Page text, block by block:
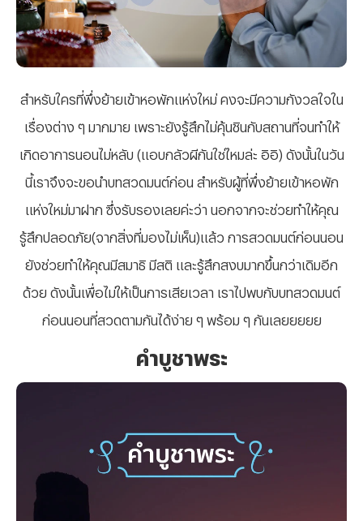
สำหรับใครที่พึ่งย้ายเข้าหอพักแห่งใหม่ คงจะมีความกังวลใจใน
เรื่องต่าง ๆ มากมาย เพราะยังรู้สึกไม่คุ้นชินกับสถานที่จนทำให้
เกิดอาการนอนไม่หลับ (แอบกลัวผีกันใช่ไหมล่ะ อิอิ) ดังนั้นในวัน
นี้เราจึงจะขอนำบทสวดมนต์ก่อน สำหรับผู้ที่พึ่งย้ายเข้าหอพัก
แห่งใหม่มาฝาก ซึ่งรับรองเลยค่ะว่า นอกจากจะช่วยทำให้คุณ
รู้สึกปลอดภัย(จากสิ่งที่มองไม่เห็น)แล้ว การสวดมนต์ก่อนนอน
ยังช่วยทำให้คุณมีสมาธิ มีสติ และรู้สึกสงบมากขึ้นกว่าเดิมอีก
ด้วย ดังนั้นเพื่อไม่ให้เป็นการเสียเวลา เราไปพบกับบทสวดมนต์
ก่อนนอนที่สวดตามกันได้ง่าย ๆ พร้อม ๆ กันเลยยยยย
คำบูชาพระ